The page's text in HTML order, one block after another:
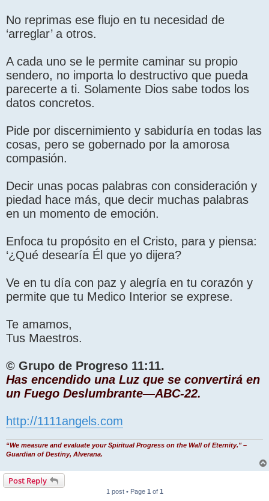
No reprimas ese flujo en tu necesidad de
‘arreglar’ a otros.
A cada uno se le permite caminar su propio
sendero, no importa lo destructivo que pueda
parecerte a ti. Solamente Dios sabe todos los
datos concretos.
Pide por discernimiento y sabiduría en todas las
cosas, pero se gobernado por la amorosa
compasión.
Decir unas pocas palabras con consideración y
piedad hace más, que decir muchas palabras
en un momento de emoción.
Enfoca tu propósito en el Cristo, para y piensa:
‘¿Qué desearía Él que yo dijera?
Ve en tu día con paz y alegría en tu corazón y
permite que tu Medico Interior se exprese.
Te amamos,
Tus Maestros.
© Grupo de Progreso 11:11.
Has encendido una Luz que se convertirá en
un Fuego Deslumbrante—ABC-22.
http://1111angels.com
“We measure and evaluate your Spiritual Progress on the Wall of Eternity." –
Guardian of Destiny, Alverana.
Post Reply
1 post • Page 1 of 1